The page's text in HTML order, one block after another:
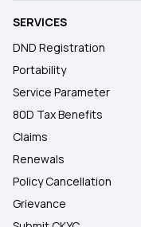
SERVICES
DND Registration
Portability
Service Parameter
80D Tax Benefits
Claims
Renewals
Policy Cancellation
Grievance